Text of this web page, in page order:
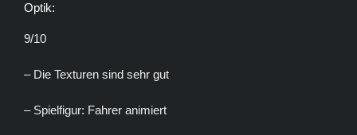
Optik:
9/10
– Die Texturen sind sehr gut
– Spielfigur: Fahrer animiert